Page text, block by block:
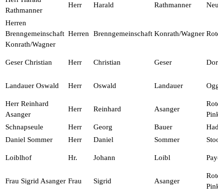
Rathmanner
Herr Harald Rathmanner
Herren
Brenngemeinschaft
Konrath/Wagner
Herren Brenngemeinschaft Konrath/Wagner
Geser Christian Herr Christian Geser
Landauer Oswald Herr Oswald Landauer
Herr Reinhard
Asanger
Herr Reinhard Asanger
Schnapseule
Herr Georg Bauer
Daniel Sommer
Herr Daniel Sommer
Loiblhof Hr. Johann Loibl
Frau Sigrid Asanger Frau Sigrid Asanger